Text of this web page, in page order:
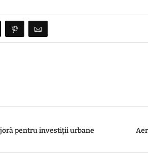
pentru investiții urbane